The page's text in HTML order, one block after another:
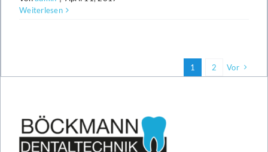
Weiterlesen
1 2 Vor